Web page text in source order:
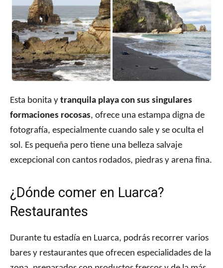
Esta bonita y tranquila playa con sus singulares
formaciones rocosas, ofrece una estampa digna de
fotografía, especialmente cuando sale y se oculta el
sol. Es pequeña pero tiene una belleza salvaje
excepcional con cantos rodados, piedras y arena fina.
¿Dónde comer en Luarca?
Restaurantes
Durante tu estadía en Luarca, podrás recorrer varios
bares y restaurantes que ofrecen especialidades de la